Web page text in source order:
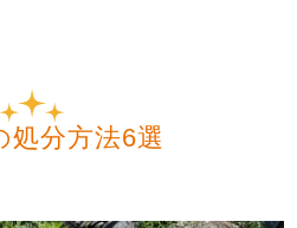
処分方法6選